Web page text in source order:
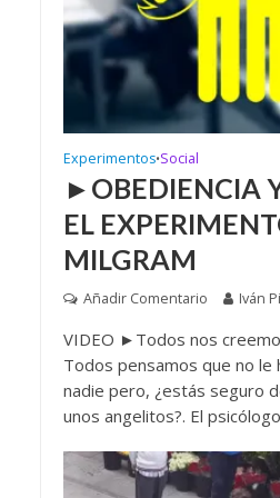
Experimentos•Social
►OBEDIENCIA
EL
MILGRAM
Añadir Comentario Iván
VIDEO ►Todos nos
Todos pensamos que no le
nadie pero, ¿estás seguro
unos angelitos?. El